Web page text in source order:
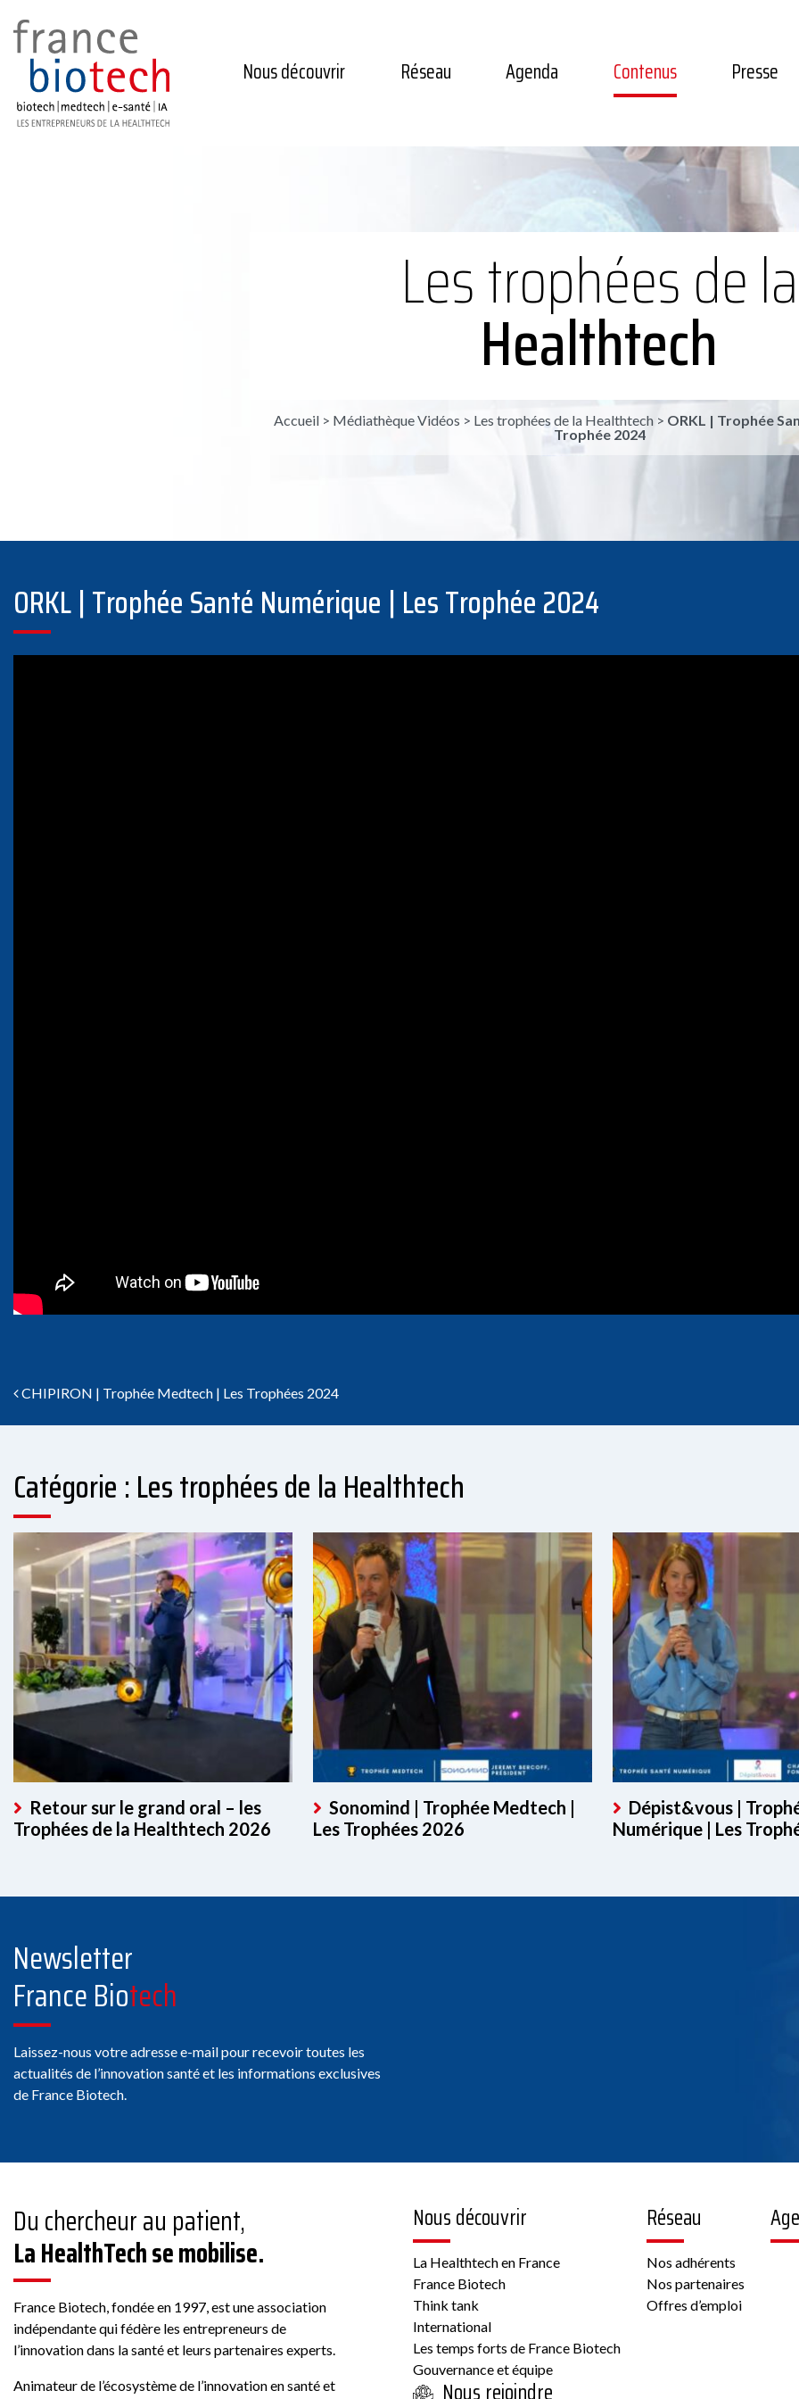
Nous découvrir Réseau Agenda Contenus Presse
Les trophées de la
Healthtech
Accueil> Médiathèque Vidéos > Les trophées de la Healthtech> ORKL | Trophée
Trophée 2024
ORKL | Trophée Santé Numérique | Les Trophée 2024
Navigation des articles
CHIPIRON | Trophée Medtech | Les Trophées 2024
Catégorie : Les trophées de la Healthtech
Retour sur le grand oral – les
Trophées de la Healthtech 2026
Sonomind | Trophée Medtech |
Les Trophées 2026
Dépist&vous |
Numérique | Les
Newsletter
France Biotech
Laissez-nous votre adresse e-mail pour recevoir toutes les
actualités de l’innovation santé et les informations exclusives
de France Biotech.
Du chercheur au patient,
La HealthTech se mobilise.
France Biotech, fondée en 1997, est une association
indépendante qui fédère les entrepreneurs de
l’innovation dans la santé et leurs partenaires experts.
Animateur de l’écosystème de l’innovation en santé et
Nous découvrir
La Healthtech en France
France Biotech
Think tank
International
Les temps forts de France Biotech
Gouvernance et équipe
Réseau
Nos adhérents
Nos partenaires
Offres d’emploi